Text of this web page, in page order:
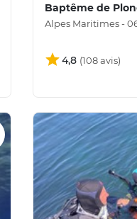
Baptême de
Alpes Maritimes -
4,8